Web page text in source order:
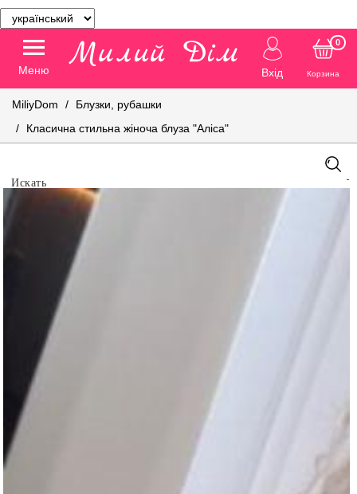
Меню Вхід Корзина
0
MiliyDom
Блузки, рубашки
Класична стильна жіноча блуза "Аліса"